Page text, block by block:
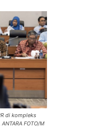
di kompleks
FOTO/M